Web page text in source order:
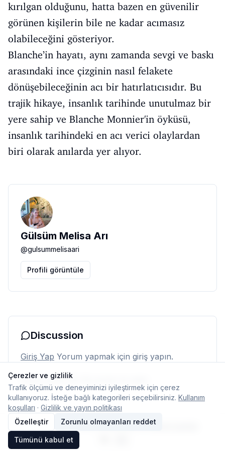
kırılgan olduğunu, hatta bazen en güvenilir
görünen kişilerin bile ne kadar acımasız
olabileceğini gösteriyor.
Blanche’in hayatı, aynı zamanda sevgi ve baskı
arasındaki ince çizginin nasıl felakete
dönüşebileceğinin acı bir hatırlatıcısıdır. Bu
trajik hikaye, insanlık tarihinde unutulmaz bir
yere sahip ve Blanche Monnier'in öyküsü,
insanlık tarihindeki en acı verici olaylardan
biri olarak anılarda yer alıyor.
Gülsüm Melisa Arı
@gulsummelisaari
Profili görüntüle
Discussion
Giriş Yap Yorum yapmak için giriş yapın.
Henüz yorum yok. İlk yorumu siz yapın.
© 2026 TypelishAna SayfaEkipİletişimÇerez ayarları
Çerezler ve gizlilik
Trafik ölçümü ve deneyiminizi iyileştirmek için çerez
kullanıyoruz. İsteğe bağlı kategorileri seçebilirsiniz. Kullanım
koşulları · Gizlilik ve yayın politikası
Özelleştir
Zorunlu olmayanları reddet
Tümünü kabul et